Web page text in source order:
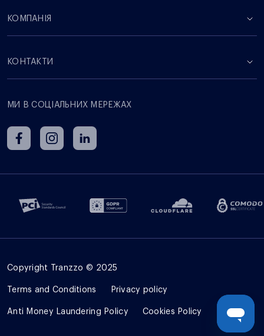
КОМПАНІЯ
КОНТАКТИ
МИ В СОЦІАЛЬНИХ МЕРЕЖАХ
Copyright Tranzzo © 2025
Terms and Сonditions Privacy policy
Anti Money Laundering Policy Cookies Policy